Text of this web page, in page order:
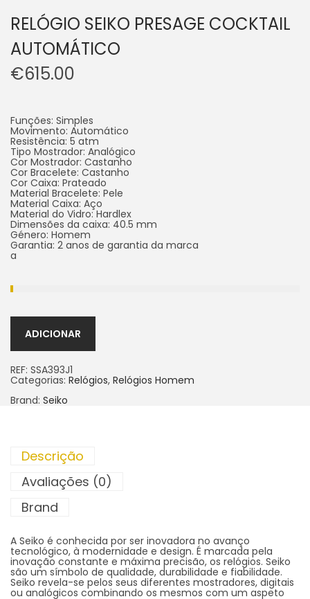
RELÓGIO SEIKO PRESAGE COCKTAIL
AUTOMÁTICO
€615.00
Funções: Simples
Movimento: Automático
Resistência: 5 atm
Tipo Mostrador: Analógico
Cor Mostrador: Castanho
Cor Bracelete: Castanho
Cor Caixa: Prateado
Material Bracelete: Pele
Material Caixa: Aço
Material do Vidro: Hardlex
Dimensões da caixa: 40.5 mm
Género: Homem
Garantia: 2 anos de garantia da marca
a
ADICIONAR
REF: SSA393J1
Categorias: Relógios, Relógios Homem
Brand: Seiko
Descrição
Avaliações (0)
Brand
A Seiko é conhecida por ser inovadora no avanço
tecnológico, à modernidade e design. É marcada pela
inovação constante e máxima precisão, os relógios. Seiko
são um símbolo de qualidade, durabilidade e fiabilidade.
Seiko revela-se pelos seus diferentes mostradores, digitais
ou analógicos combinando os mesmos com um aspeto